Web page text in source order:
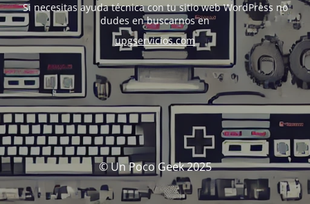
Si necesitas ayuda técnica con tu sitio web WordPress no
dudes en buscarnos en
upgservicios.com
© Un Poco Geek 2025